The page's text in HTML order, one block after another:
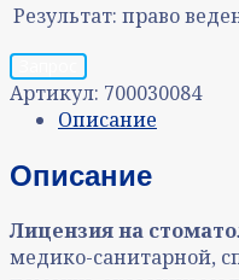
Результат: право
Артикул: 700030084
Описание
Описание
Лицензия на
медико-санитарной,